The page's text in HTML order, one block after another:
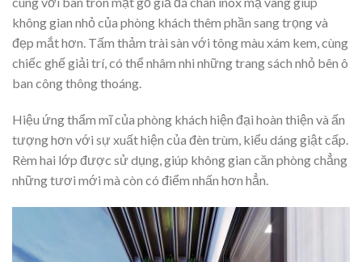
không gian nhỏ của phòng khách thêm phần sang trọng và
đẹp mắt hơn. Tấm thảm trài sàn với tông màu xám kem, cùng
chiếc ghế giải trí, có thể nhâm nhi những trang sách nhỏ bên ô
ban công thông thoáng.
Hiệu ứng thẩm mĩ của phòng khách hiện đại hoàn thiện và ấn
tượng hơn với sự xuất hiện của đèn trùm, kiểu dáng giật cấp.
Rèm hai lớp được sử dụng, giúp không gian căn phòng chẳng
những tươi mới mà còn có điểm nhấn hơn hẳn.